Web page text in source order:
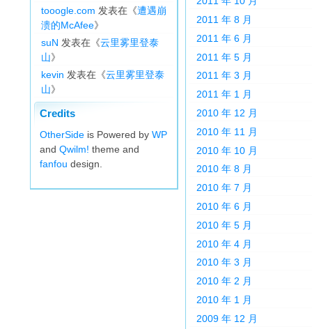
tooogle.com 发表在《遭遇崩
溃的McAfee》
suN 发表在《云里雾里登泰
山》
kevin 发表在《云里雾里登泰
山》
Credits
OtherSide is Powered by WP
and Qwilm! theme and
fanfou design.
2011 年 8 月
2011 年 6 月
2011 年 5 月
2011 年 3 月
2011 年 1 月
2010 年 12 月
2010 年 11 月
2010 年 10 月
2010 年 8 月
2010 年 7 月
2010 年 6 月
2010 年 5 月
2010 年 4 月
2010 年 3 月
2010 年 2 月
2010 年 1 月
2009 年 12 月